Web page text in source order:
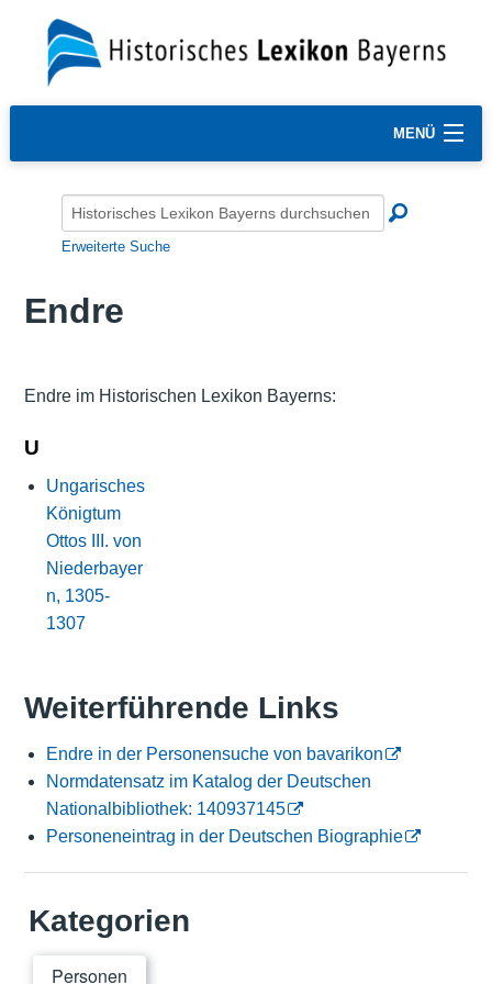
MENÜ
Erweiterte Suche
Endre
Endre im Historischen Lexikon Bayerns:
U
Ungarisches
Königtum
Ottos III. von
Niederbayer
n, 1305-
1307
Weiterführende Links
Endre in der Personensuche von bavarikon
Normdatensatz im Katalog der Deutschen
Nationalbibliothek: 140937145
Personeneintrag in der Deutschen Biographie
Kategorien
Personen